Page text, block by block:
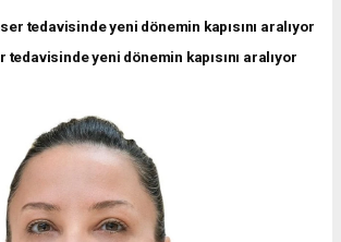
tedavisinde yeni dönemin kapısını aralıyor